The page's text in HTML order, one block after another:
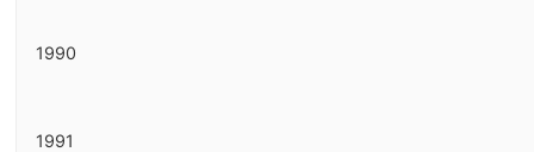
1990
1991